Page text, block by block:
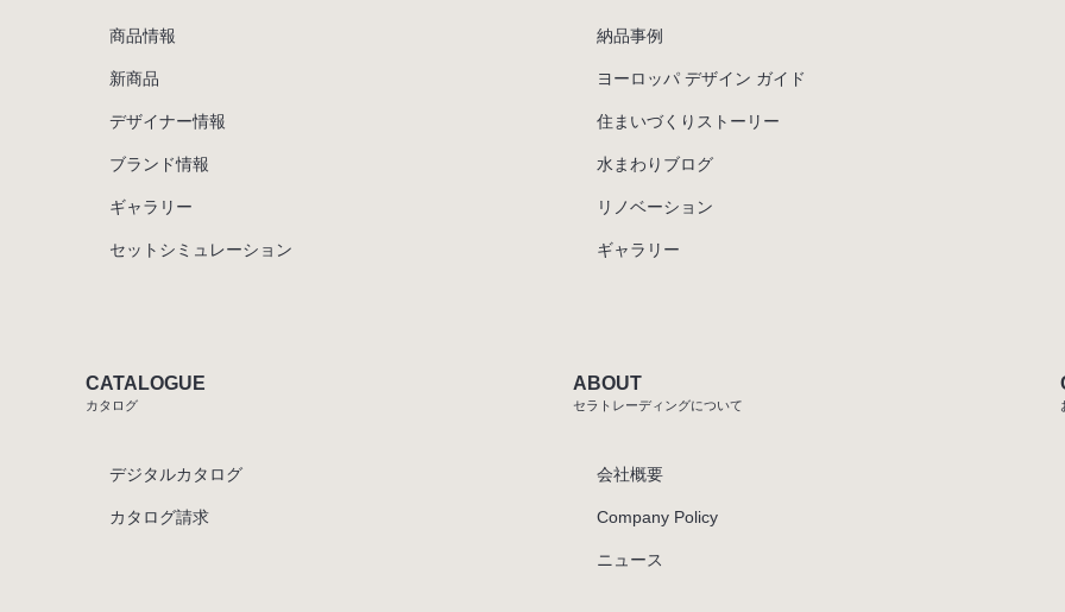
商品情報
新商品
デザイナー情報
ブランド情報
ギャラリー
セットシミュレーション
納品事例
ヨーロッパ デザイン ガイド
住まいづくりストーリー
水まわりブログ
リノベーション
ギャラリー
CATALOGUE
カタログ
デジタルカタログ
カタログ請求
ABOUT
セラトレーディングについて
会社概要
Company Policy
ニュース